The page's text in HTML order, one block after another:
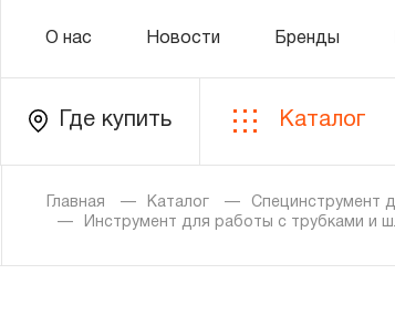
О нас Новости Бренды
Где купить Каталог
Каталог
Золотая лихорадка
Главная Каталог Специнструмент
Инструмент для работы с трубками и